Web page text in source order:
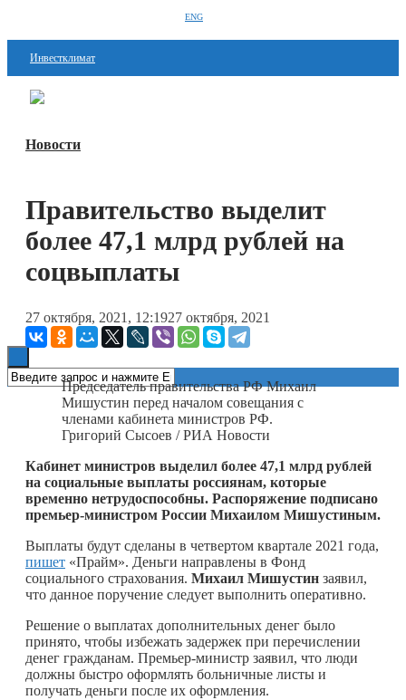
ENG
Инвестклимат
Финансы
Стартапы
Технологии
ESG
Книги
Новости
Правительство выделит
более 47,1 млрд рублей на
соцвыплаты
27 октября, 2021, 12:1927 октября, 2021
Председатель правительства РФ Михаил
Мишустин перед началом совещания с
членами кабинета министров РФ.
Григорий Сысоев / РИА Новости
Кабинет министров выделил более 47,1 млрд рублей
на социальные выплаты россиянам, которые
временно нетрудоспособны. Распоряжение подписано
премьер-министром России Михаилом Мишустиным.
Выплаты будут сделаны в четвертом квартале 2021 года,
пишет «Прайм». Деньги направлены в Фонд
социального страхования. Михаил Мишустин заявил,
что данное поручение следует выполнить оперативно.
Решение о выплатах дополнительных денег было
принято, чтобы избежать задержек при перечислении
денег гражданам. Премьер-министр заявил, что люди
должны быстро оформлять больничные листы и
получать деньги после их оформления.